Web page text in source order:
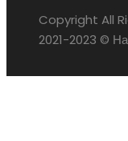
Copyright All
2021-2023 ©